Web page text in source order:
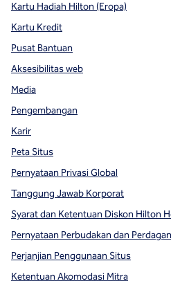
Kartu Hadiah Hilton (Eropa)
Kartu Kredit
Pusat Bantuan
Aksesibilitas web
Media
Pengembangan
Karir
Peta Situs
Pernyataan Privasi Global
Tanggung Jawab Korporat
Syarat dan Ketentuan Diskon Hilton
Pernyataan Perbudakan dan
Perjanjian Penggunaan Situs
Ketentuan Akomodasi Mitra